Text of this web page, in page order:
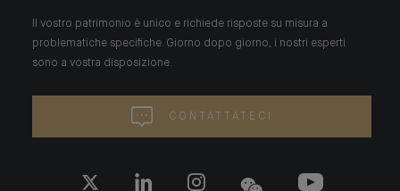
Il vostro patrimonio è unico e richiede risposte su misura a
problematiche specifiche. Giorno dopo giorno, i nostri esperti
sono a vostra disposizione.
CONTATTATECI